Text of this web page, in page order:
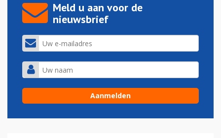
Meld u aan voor de
nieuwsbrief